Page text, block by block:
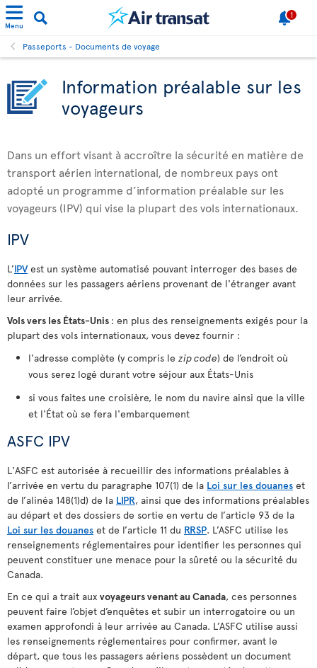
Menu
1
Passeports - Documents de voyage
Information préalable sur les
voyageurs
Dans un effort visant à accroître la sécurité en matière de
transport aérien international, de nombreux pays ont
adopté un programme d’information préalable sur les
voyageurs (IPV) qui vise la plupart des vols internationaux.
IPV
L’IPVest un système automatisé pouvant interroger des bases de
données sur les passagers aériens provenant de l'étranger avant
leur arrivée.
Vols vers les États-Unis : en plus des renseignements exigés pour la
plupart des vols internationaux, vous devez fournir :
l'adresse complète (y compris le zip code) de l’endroit où
vous serez logé durant votre séjour aux États-Unis
si vous faites une croisière, le nom du navire ainsi que la ville
et l'État où se fera l'embarquement
ASFC IPV
L'ASFC est autorisée à recueillir des informations préalables à
l’arrivée en vertu du paragraphe 107(1) de la Loi sur les douanes et
de l’alinéa 148(1)d) de la LIPR, ainsi que des informations préalables
au départ et des dossiers de sortie en vertu de l’article 93 de la
Loi sur les douanes et de l’article 11 du RRSP. L’ASFC utilise les
renseignements réglementaires pour identifier les personnes qui
peuvent constituer une menace pour la sûreté ou la sécurité du
Canada.
En ce qui a trait aux voyageurs venant au Canada, ces personnes
peuvent faire l’objet d’enquêtes et subir un interrogatoire ou un
examen approfondi à leur arrivée au Canada. L’ASFC utilise aussi
les renseignements réglementaires pour confirmer, avant le
départ, que tous les passagers aériens possèdent un document